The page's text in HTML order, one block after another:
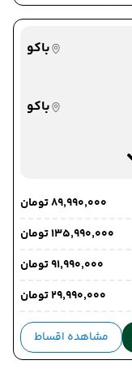
باکو
باکو
۸۹٬۹۹۰٬۰۰۰ تومان
۱۳۵٬۹۹۰٬۰۰۰ تومان
۹۱٬۹۹۰٬۰۰۰ تومان
۲۹٬۹۹۰٬۰۰۰ تومان
مشاهده اقساط